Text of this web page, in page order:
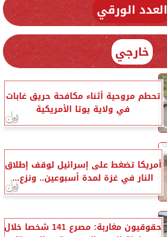
العدد الورقي
خارجي
تحطم مروحية أثناء مكافحة حريق غابات
في ولاية يوتا الأمريكية
أمريكا تضغط على إسرائيل لوقف إطلاق
النار في غزة لمدة أسبوعين.. ونزع...
حقوقيون مغاربة: مصرع 141 شخصا خلال